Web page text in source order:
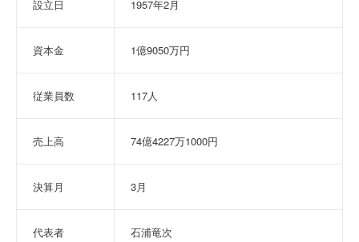
設立日 1957年2月
資本金 1億9050万円
従業員数 117人
売上高 74億4227万1000円
決算月 3月
代表者 石浦竜次